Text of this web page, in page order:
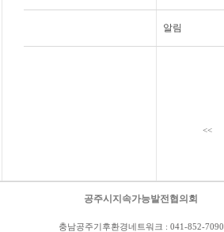
알림
<<
공주시지속가능발전협의회
충남공주기후환경네트워크 : 041-852-7090